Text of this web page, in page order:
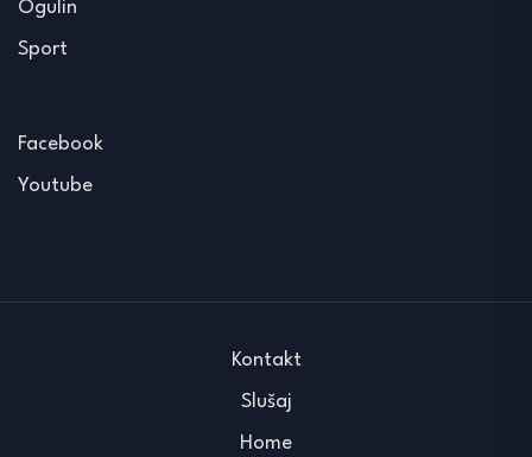
Ogulin
Sport
Facebook
Youtube
Kontakt
Slušaj
Home